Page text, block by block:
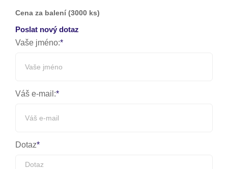
Cena za balení (3000 ks)
Poslat nový dotaz
Vaše jméno:
Váš e-mail:
Dotaz